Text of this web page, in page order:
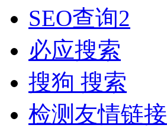
SEO查询2
必应搜索
搜狗 搜索
检测友情链接